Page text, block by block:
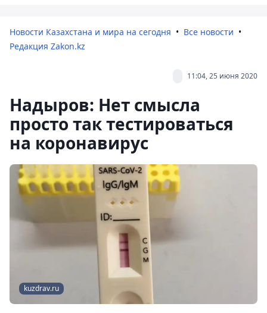
Новости Казахстана и мира на сегодня
Все новости
Редакция Zakon.kz
11:04, 25 июня 2020
Надыров: Нет смысла
просто так тестироваться
на коронавирус
kuzdrav.ru